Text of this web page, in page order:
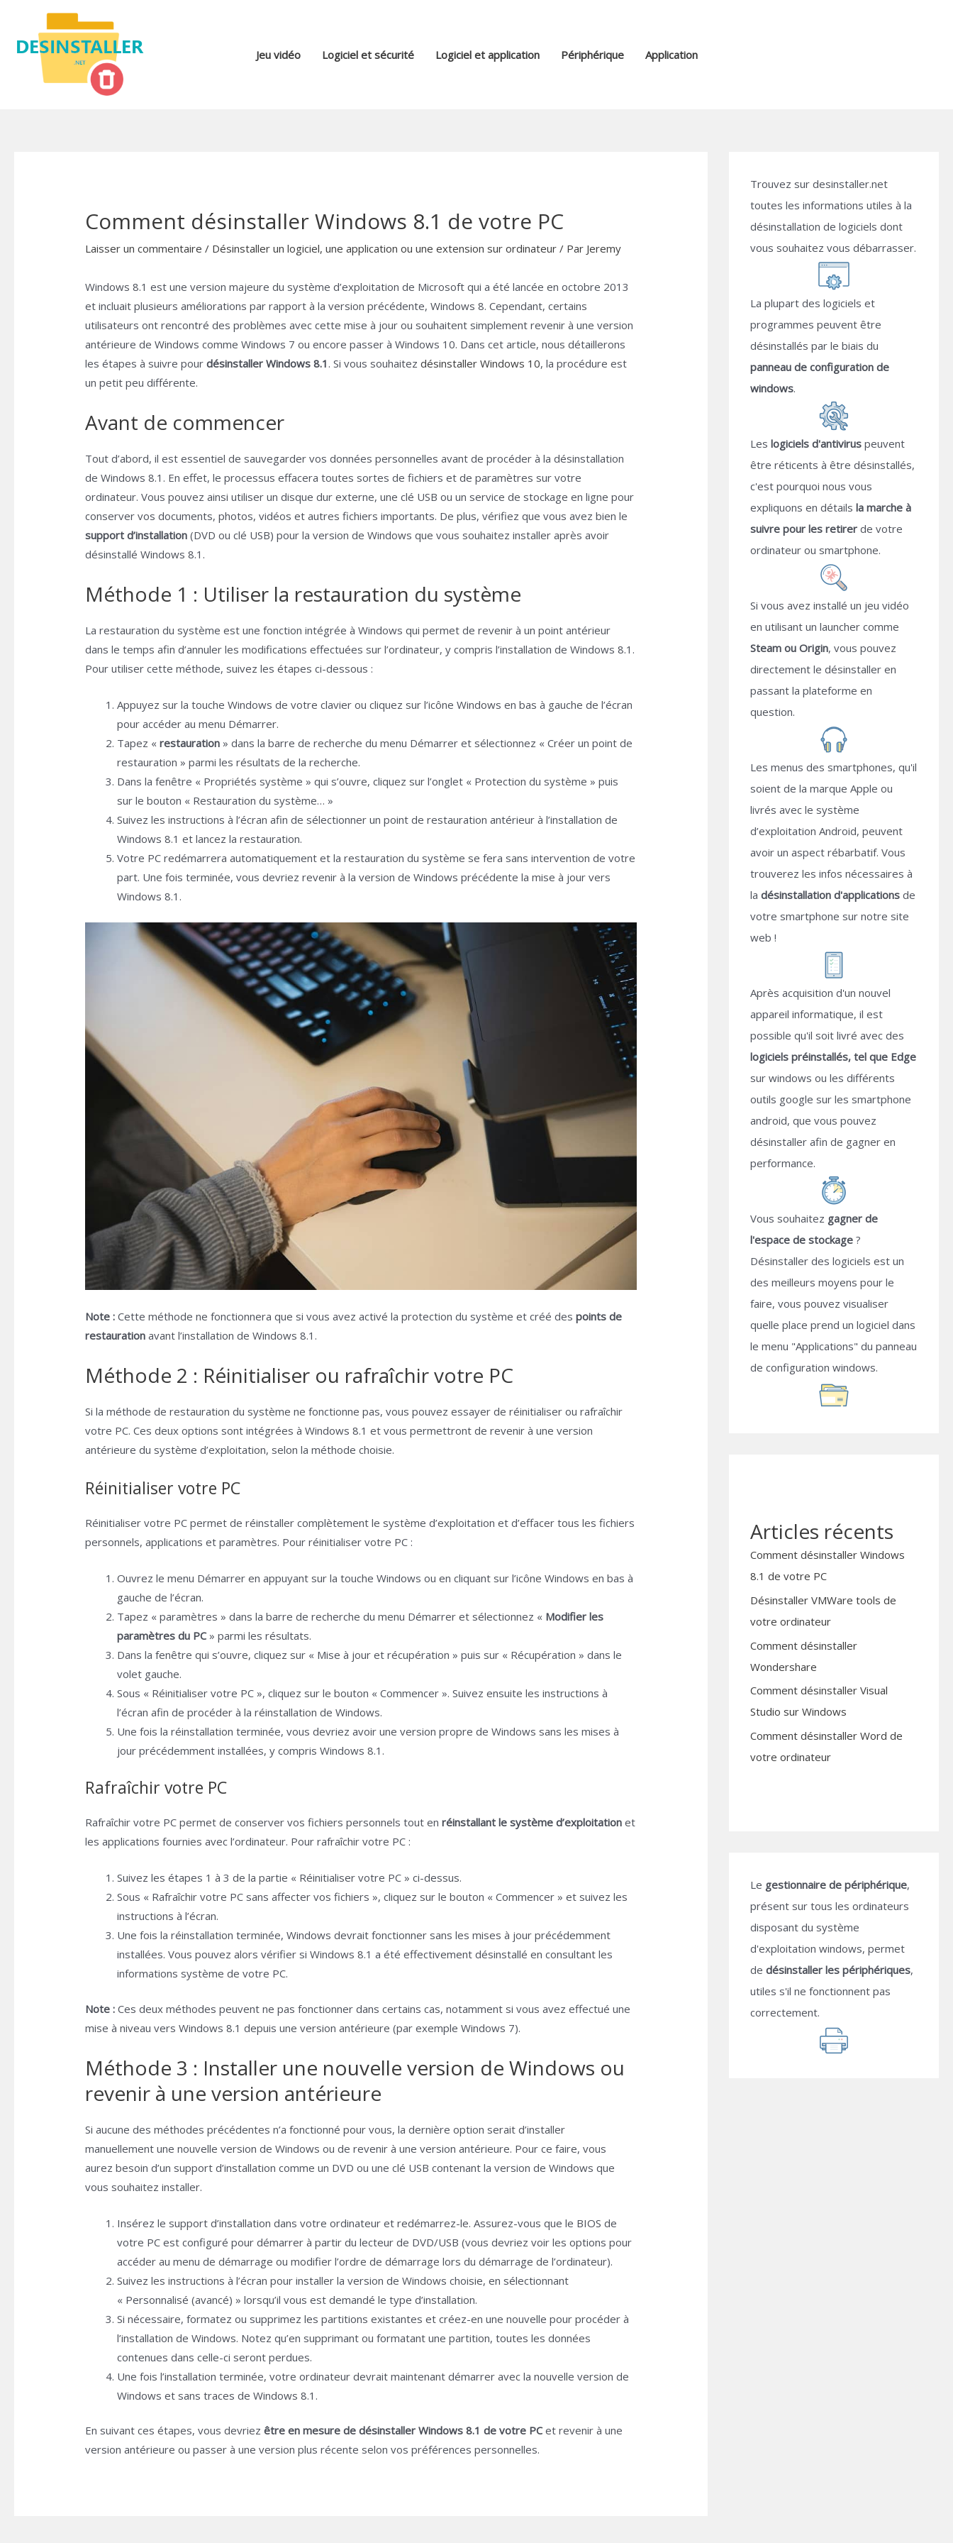
contenu
Jeu vidéo Logiciel et sécurité Logiciel et application Périphérique Application
Comment désinstaller Windows 8.1 de votre PC
Laisser un commentaire / Désinstaller un logiciel, une application ou une extension sur ordinateur / Par Jeremy
Windows 8.1 est une version majeure du système d’exploitation de Microsoft qui a été lancée en octobre 2013
et incluait plusieurs améliorations par rapport à la version précédente, Windows 8. Cependant, certains
utilisateurs ont rencontré des problèmes avec cette mise à jour ou souhaitent simplement revenir à une version
antérieure de Windows comme Windows 7 ou encore passer à Windows 10. Dans cet article, nous détaillerons
les étapes à suivre pourdésinstaller Windows 8.1. Si vous souhaitezdésinstaller Windows 10, la procédure est
un petit peu différente.
Avant de commencer
Tout d’abord, il est essentiel de sauvegarder vos données personnelles avant de procéder à la désinstallation
de Windows 8.1. En effet, le processus effacera toutes sortes de fichiers et de paramètres sur votre
ordinateur. Vous pouvez ainsi utiliser un disque dur externe, une clé USB ou un service de stockage en ligne pour
conserver vos documents, photos, vidéos et autres fichiers importants. De plus, vérifiez que vous avez bien le
support d’installation (DVD ou clé USB) pour la version de Windows que vous souhaitez installer après avoir
désinstallé Windows 8.1.
Méthode 1 : Utiliser la restauration du système
La restauration du système est une fonction intégrée à Windows qui permet de revenir à un point antérieur
dans le temps afin d’annuler les modifications effectuées sur l’ordinateur, y compris l’installation de Windows 8.1.
Pour utiliser cette méthode, suivez les étapes ci-dessous :
Appuyez sur la touche Windows de votre clavier ou cliquez sur l’icône Windows en bas à gauche de l’écran
pour accéder au menu Démarrer.
Tapez «restauration » dans la barre de recherche du menu Démarrer et sélectionnez « Créer un point de
restauration » parmi les résultats de la recherche.
Dans la fenêtre « Propriétés système » qui s’ouvre, cliquez sur l’onglet « Protection du système » puis
sur le bouton « Restauration du système… »
Suivez les instructions à l’écran afin de sélectionner un point de restauration antérieur à l’installation de
Windows 8.1 et lancez la restauration.
Votre PC redémarrera automatiquement et la restauration du système se fera sans intervention de votre
part. Une fois terminée, vous devriez revenir à la version de Windows précédente la mise à jour vers
Windows 8.1.
Note : Cette méthode ne fonctionnera que si vous avez activé la protection du système et créé despoints de
restauration avant l’installation de Windows 8.1.
Méthode 2 : Réinitialiser ou rafraîchir votre PC
Si la méthode de restauration du système ne fonctionne pas, vous pouvez essayer de réinitialiser ou rafraîchir
votre PC. Ces deux options sont intégrées à Windows 8.1 et vous permettront de revenir à une version
antérieure du système d’exploitation, selon la méthode choisie.
Réinitialiser votre PC
Réinitialiser votre PC permet de réinstaller complètement le système d’exploitation et d’effacer tous les fichiers
personnels, applications et paramètres. Pour réinitialiser votre PC :
Ouvrez le menu Démarrer en appuyant sur la touche Windows ou en cliquant sur l’icône Windows en bas à
gauche de l’écran.
Tapez « paramètres » dans la barre de recherche du menu Démarrer et sélectionnez « Modifier les
paramètres du PC» parmi les résultats.
Dans la fenêtre qui s’ouvre, cliquez sur « Mise à jour et récupération » puis sur « Récupération » dans le
volet gauche.
Sous « Réinitialiser votre PC », cliquez sur le bouton « Commencer ». Suivez ensuite les instructions à
l’écran afin de procéder à la réinstallation de Windows.
Une fois la réinstallation terminée, vous devriez avoir une version propre de Windows sans les mises à
jour précédemment installées, y compris Windows 8.1.
Rafraîchir votre PC
Rafraîchir votre PC permet de conserver vos fichiers personnels tout enréinstallant le système d’exploitation et
les applications fournies avec l’ordinateur. Pour rafraîchir votre PC :
Suivez les étapes 1 à 3 de la partie « Réinitialiser votre PC » ci-dessus.
Sous « Rafraîchir votre PC sans affecter vos fichiers », cliquez sur le bouton « Commencer » et suivez les
instructions à l’écran.
Une fois la réinstallation terminée, Windows devrait fonctionner sans les mises à jour précédemment
installées. Vous pouvez alors vérifier si Windows 8.1 a été effectivement désinstallé en consultant les
informations système de votre PC.
Note : Ces deux méthodes peuvent ne pas fonctionner dans certains cas, notamment si vous avez effectué une
mise à niveau vers Windows 8.1 depuis une version antérieure (par exemple Windows 7).
Méthode 3 : Installer une nouvelle version de Windows ou
revenir à une version antérieure
Si aucune des méthodes précédentes n’a fonctionné pour vous, la dernière option serait d’installer
manuellement une nouvelle version de Windows ou de revenir à une version antérieure. Pour ce faire, vous
aurez besoin d’un support d’installation comme un DVD ou une clé USB contenant la version de Windows que
vous souhaitez installer.
Insérez le support d’installation dans votre ordinateur et redémarrez-le. Assurez-vous que le BIOS de
votre PC est configuré pour démarrer à partir du lecteur de DVD/USB (vous devriez voir les options pour
accéder au menu de démarrage ou modifier l’ordre de démarrage lors du démarrage de l’ordinateur).
Suivez les instructions à l’écran pour installer la version de Windows choisie, en sélectionnant
« Personnalisé (avancé) » lorsqu’il vous est demandé le type d’installation.
Si nécessaire, formatez ou supprimez les partitions existantes et créez-en une nouvelle pour procéder à
l’installation de Windows. Notez qu’en supprimant ou formatant une partition, toutes les données
contenues dans celle-ci seront perdues.
Une fois l’installation terminée, votre ordinateur devrait maintenant démarrer avec la nouvelle version de
Windows et sans traces de Windows 8.1.
En suivant ces étapes, vous devriezêtre en mesure de désinstaller Windows 8.1 de votre PCet revenir à une
version antérieure ou passer à une version plus récente selon vos préférences personnelles.
Trouvez sur desinstaller.net
toutes les informations utiles à la
désinstallation de logiciels dont
vous souhaitez vous débarrasser.
La plupart des logiciels et
programmes peuvent être
désinstallés par le biais du
panneau de configuration de
windows.
Les logiciels d'antivirus peuvent
être réticents à être désinstallés,
c'est pourquoi nous vous
expliquons en détails la marche à
suivre pour les retirer de votre
ordinateur ou smartphone.
Si vous avez installé un jeu vidéo
en utilisant un launcher comme
Steam ou Origin, vous pouvez
directement le désinstaller en
passant la plateforme en
question.
Les menus des smartphones, qu'il
soient de la marque Apple ou
livrés avec le système
d’exploitation Android, peuvent
avoir un aspect rébarbatif. Vous
trouverez les infos nécessaires à
la désinstallation d'applications de
votre smartphone sur notre site
web !
Après acquisition d'un nouvel
appareil informatique, il est
possible qu'il soit livré avec des
logiciels préinstallés, tel que Edge
sur windows ou les différents
outils google sur les smartphone
android, que vous pouvez
désinstaller afin de gagner en
performance.
Vous souhaitez gagner de
l'espace de stockage ?
Désinstaller des logiciels est un
des meilleurs moyens pour le
faire, vous pouvez visualiser
quelle place prend un logiciel dans
le menu "Applications" du panneau
de configuration windows.
Articles récents
Comment désinstaller Windows
8.1 de votre PC
Désinstaller VMWare tools de
votre ordinateur
Comment désinstaller
Wondershare
Comment désinstaller Visual
Studio sur Windows
Comment désinstaller Word de
votre ordinateur
Le gestionnaire de périphérique,
présent sur tous les ordinateurs
disposant du système
d'exploitation windows, permet
de désinstaller les périphériques,
utiles s'il ne fonctionnent pas
correctement.